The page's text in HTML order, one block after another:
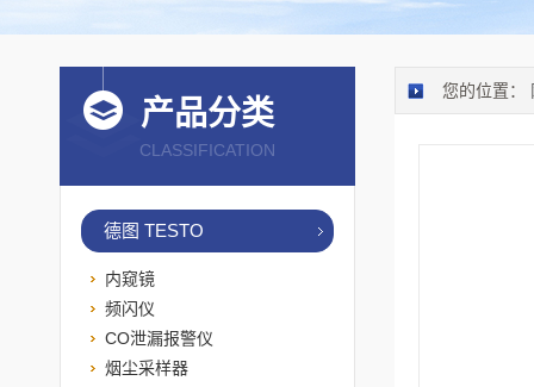
您的位置：
产品分类
CLASSIFICATION
德图 TESTO
内窥镜
频闪仪
CO泄漏报警仪
烟尘采样器